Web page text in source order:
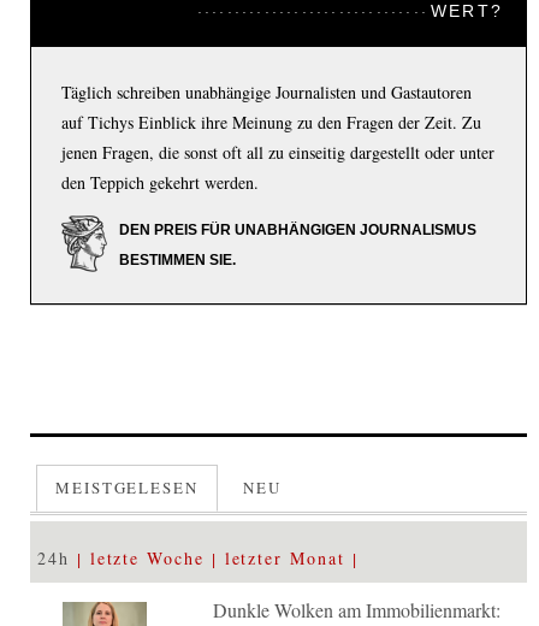
WERT?
Täglich schreiben unabhängige Journalisten und Gastautoren
auf Tichys Einblick ihre Meinung zu den Fragen der Zeit. Zu
jenen Fragen, die sonst oft all zu einseitig dargestellt oder unter
den Teppich gekehrt werden.
DEN PREIS FÜR UNABHÄNGIGEN JOURNALISMUS
BESTIMMEN SIE.
MEISTGELESEN NEU
24h letzte Woche letzter Monat
Dunkle Wolken am Immobilienmarkt: